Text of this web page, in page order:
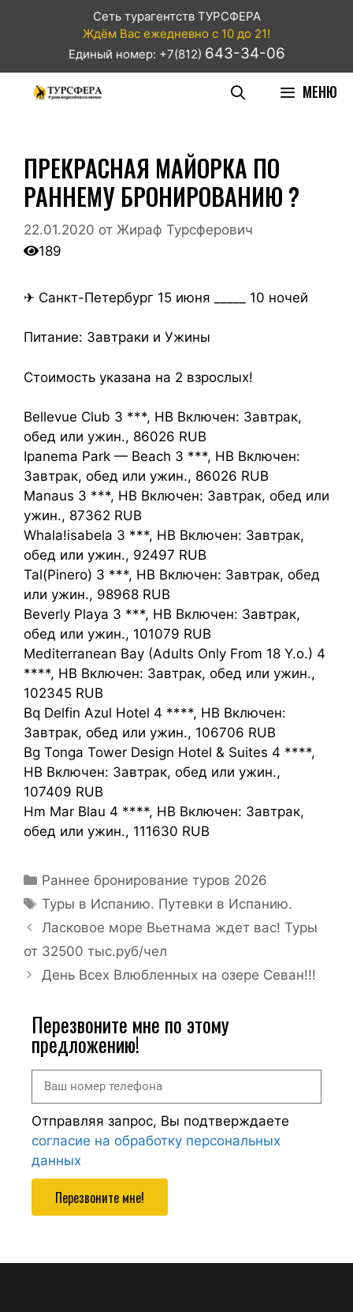
Сеть турагентств ТУРСФЕРА
Ждём Вас ежедневно с 10 до 21!
Единый номер: +7(812) 643-34-06
МЕНЮ
ПРЕКРАСНАЯ МАЙОРКА ПО
РАННЕМУ БРОНИРОВАНИЮ ?
22.01.2020 от Жираф Турсферович
189
✈ Санкт-Петербург 15 июня _____ 10 ночей
Питание: Завтраки и Ужины
Стоимость указана на 2 взрослых!
Bellevue Club 3 ***, HB Включен: Завтрак,
обед или ужин., 86026 RUB
Ipanema Park — Beach 3 ***, HB Включен:
Завтрак, обед или ужин., 86026 RUB
Manaus 3 ***, HB Включен: Завтрак, обед или
ужин., 87362 RUB
Whala!isabela 3 ***, HB Включен: Завтрак,
обед или ужин., 92497 RUB
Tal(Pinero) 3 ***, HB Включен: Завтрак, обед
или ужин., 98968 RUB
Beverly Playa 3 ***, HB Включен: Завтрак,
обед или ужин., 101079 RUB
Mediterranean Bay (Adults Only From 18 Y.o.) 4
****, HB Включен: Завтрак, обед или ужин.,
102345 RUB
Bq Delfin Azul Hotel 4 ****, HB Включен:
Завтрак, обед или ужин., 106706 RUB
Bg Tonga Tower Design Hotel & Suites 4 ****,
HB Включен: Завтрак, обед или ужин.,
107409 RUB
Hm Mar Blau 4 ****, HB Включен: Завтрак,
обед или ужин., 111630 RUB
Раннее бронирование туров 2026
Туры в Испанию. Путевки в Испанию.
Ласковое море Вьетнама ждет вас! Туры
от 32500 тыс.руб/чел
День Всех Влюбленных на озере Севан!!!
Перезвоните мне по этому
предложению!
Отправляя запрос, Вы подтверждаете
согласие на обработку персональных
данных
Перезвоните мне!